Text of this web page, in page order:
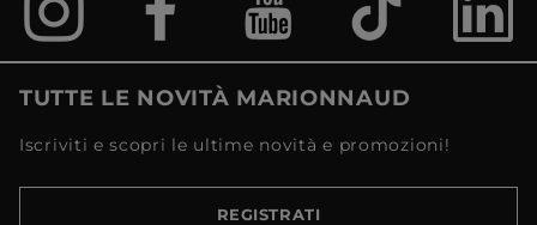
TUTTE LE NOVITÀ MARIONNAUD
Iscriviti e scopri le ultime novità e promozioni!
REGISTRATI